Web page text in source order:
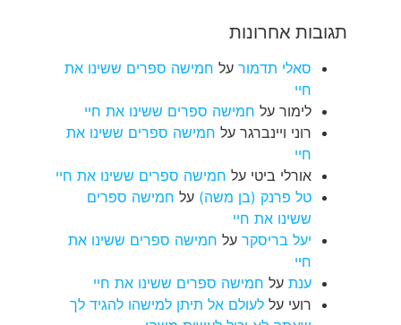
תגובות אחרונות
סאלי תדמור על חמישה ספרים ששינו את
חיי
לימור על חמישה ספרים ששינו את חיי
רוני ויינברגר על חמישה ספרים ששינו את
חיי
אורלי ביטי על חמישה ספרים ששינו את חיי
טל פרנק (בן משה) על חמישה ספרים
ששינו את חיי
יעל בריסקר על חמישה ספרים ששינו את
חיי
ענת על חמישה ספרים ששינו את חיי
רועי על לעולם אל תיתן למישהו להגיד לך